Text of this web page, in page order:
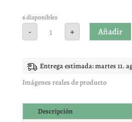
de 5 en
base a
valoracione
6 disponibles
- fritas
cantidad
+ Añadir
Entrega estimada: martes 11.
Imágenes reales de producto
Descripción